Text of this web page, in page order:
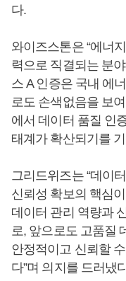
다.
와이즈스톤은 “에너
력으로 직결되는 분
스 A 인증은 국내 에
로도 손색없음을 보
에서 데이터 품질 인
태계가 확산되기를
그리드위즈는 “데이
신뢰성 확보의 핵심
데이터 관리 역량과
로, 앞으로도 고품질
안정적이고 신뢰할
다”며 의지를 드러냈